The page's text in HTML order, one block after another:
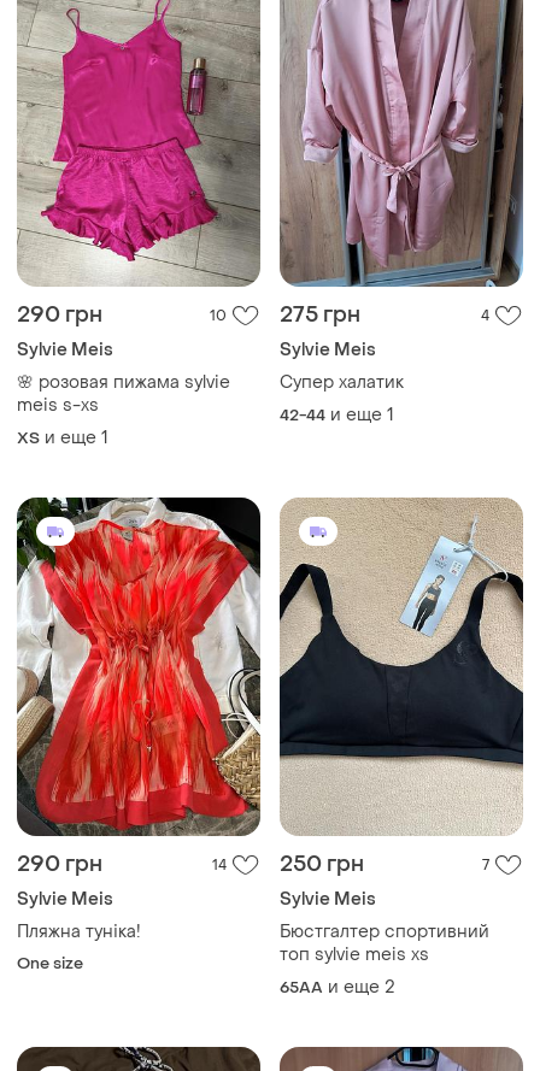
290 грн 10
Sylvie Meis
🌸 розовая пижама sylvie
meis s-xs
ХS и еще 1
275 грн 4
Sylvie Meis
Супер халатик
42-44 и еще 1
290 грн 14
Sylvie Meis
Пляжна туніка!
One size
250 грн 7
Sylvie Meis
Бюстгалтер спортивний
топ sylvie meis xs
65AA и еще 2